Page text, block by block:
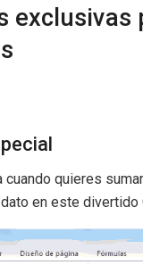
exclusivas
quieres
en este divertido